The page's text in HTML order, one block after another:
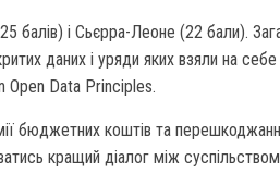
балів) і Сьєрра-Леоне (22 бали).
даних і уряди яких взяли на себе
Open Data Principles.
бюджетних коштів та
кращий діалог між